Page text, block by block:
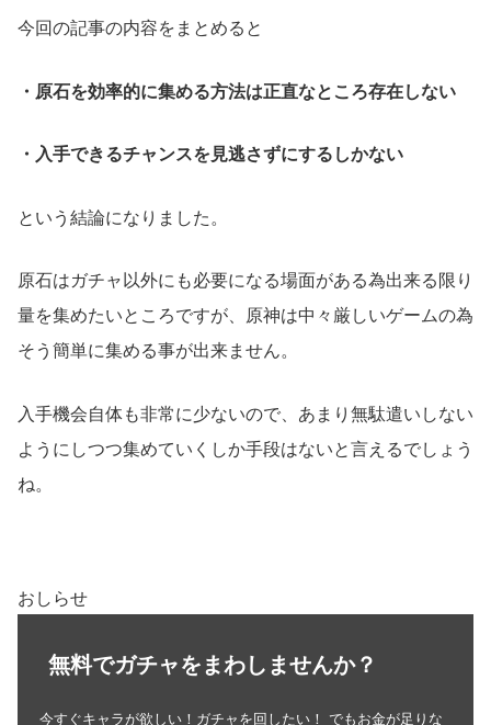
今回の記事の内容をまとめると
・原石を効率的に集める方法は正直なところ存在しない
・入手できるチャンスを見逃さずにするしかない
という結論になりました。
原石はガチャ以外にも必要になる場面がある為出来る限り
量を集めたいところですが、原神は中々厳しいゲームの為
そう簡単に集める事が出来ません。
入手機会自体も非常に少ないので、あまり無駄遣いしない
ようにしつつ集めていくしか手段はないと言えるでしょう
ね。
おしらせ
無料でガチャをまわしませんか？
今すぐキャラが欲しい！ガチャを回したい！ でもお金が足りな